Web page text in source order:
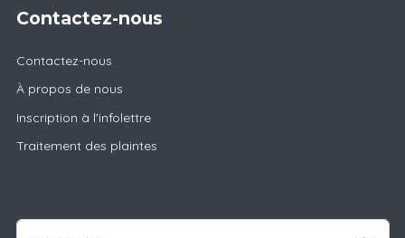
Contactez-nous
Contactez-nous
À propos de nous
Inscription à l'infolettre
Traitement des plaintes